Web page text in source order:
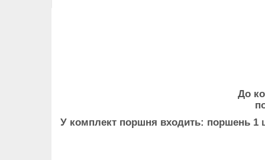
До
У комплект поршня входить: поршень 1